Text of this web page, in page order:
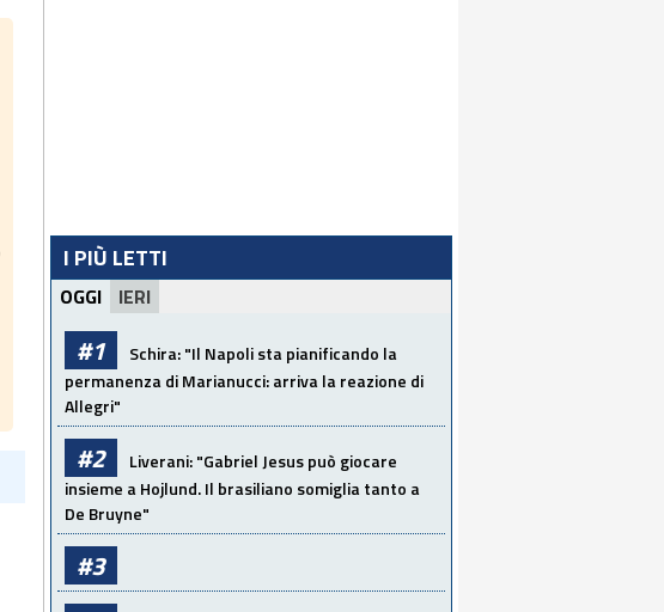
I PIÙ LETTI
OGGI IERI
#1
Schira: "Il Napoli sta pianificando la
permanenza di Marianucci: arriva la reazione di
Allegri"
#2
Liverani: "Gabriel Jesus può giocare
insieme a Hojlund. Il brasiliano somiglia tanto a
De Bruyne"
#3